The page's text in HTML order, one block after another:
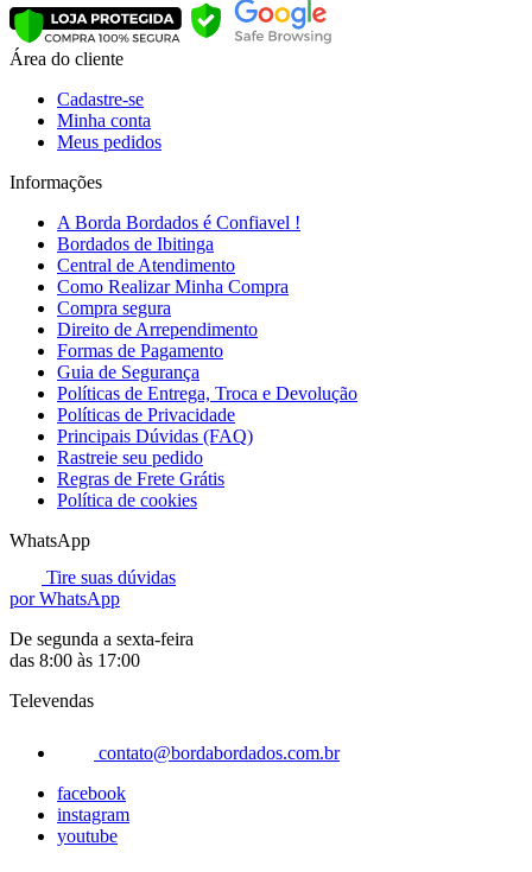
Área do cliente
Cadastre-se
Minha conta
Meus pedidos
Informações
A Borda Bordados é Confiavel !
Bordados de Ibitinga
Central de Atendimento
Como Realizar Minha Compra
Compra segura
Direito de Arrependimento
Formas de Pagamento
Guia de Segurança
Políticas de Entrega, Troca e Devolução
Políticas de Privacidade
Principais Dúvidas (FAQ)
Rastreie seu pedido
Regras de Frete Grátis
Política de cookies
WhatsApp
Tire suas dúvidas
por WhatsApp
De segunda a sexta-feira
das 8:00 às 17:00
Televendas
contato@bordabordados.com.br
facebook
instagram
youtube